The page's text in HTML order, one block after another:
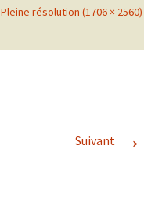
Pleine résolution (1706 × 2560)
Suivant →